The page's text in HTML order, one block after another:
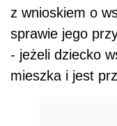
z wnioskiem o
sprawie jego
- jeżeli dziecko
mieszka i jest